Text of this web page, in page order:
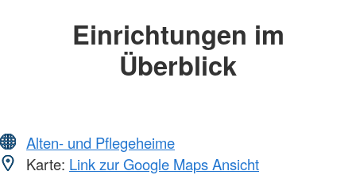
Einrichtungen im
Überblick
Alten- und Pflegeheime
Karte: Link zur Google Maps Ansicht